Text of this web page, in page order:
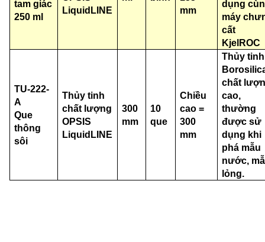
tam giác
250 ml
LiquidLINE
mm
dụng
máy
cất
KjelROC
TU-222-
A
Que
thông
sôi
Thủy tinh
chất lượng
OPSIS
LiquidLINE
300
mm
10
que
Chiều
cao =
300
mm
Thủy tinh
chất
cao,
thường
được sử
dụng khi
phá mẫu
nước,
lỏng.